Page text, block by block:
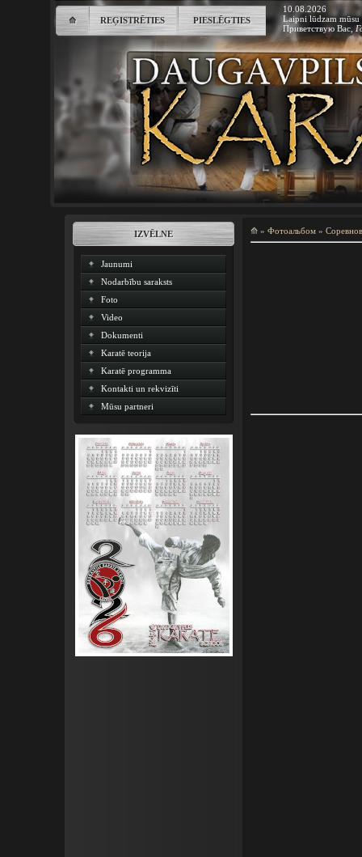
⟰ REĢISTRĒTIES PIESLĒGTIES
10.08.2026
Laipni lūdzam mūsu
Приветствую Вас ,
IZVĒLNE
Jaunumi
Nodarbību saraksts
Foto
Video
Dokumenti
Karatē teorija
Karatē programma
Kontakti un rekvizīti
Mūsu partneri
⟰ » Фотоальбом »